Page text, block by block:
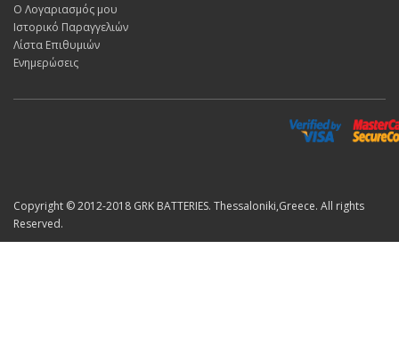
Ο Λογαριασμός μου
Ιστορικό Παραγγελιών
Λίστα Επιθυμιών
Ενημερώσεις
Copyright © 2012-2018 GRK BATTERIES. Thessaloniki,Greece. All rights
Reserved.